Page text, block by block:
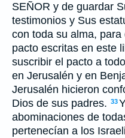
SEÑOR y de guardar
testimonios y Sus
con toda su alma, para
pacto escritas en este
suscribir el pacto a
en Jerusalén y en
Jerusalén hicieron
Dios de sus padres. 33
abominaciones de
pertenecían a los